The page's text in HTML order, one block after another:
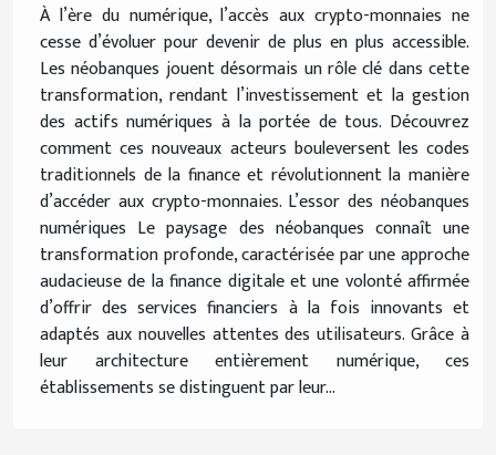
À l’ère du numérique, l’accès aux crypto-monnaies ne
cesse d’évoluer pour devenir de plus en plus accessible.
Les néobanques jouent désormais un rôle clé dans cette
transformation, rendant l’investissement et la gestion
des actifs numériques à la portée de tous. Découvrez
comment ces nouveaux acteurs bouleversent les codes
traditionnels de la finance et révolutionnent la manière
d’accéder aux crypto-monnaies. L’essor des néobanques
numériques Le paysage des néobanques connaît une
transformation profonde, caractérisée par une approche
audacieuse de la finance digitale et une volonté affirmée
d’offrir des services financiers à la fois innovants et
adaptés aux nouvelles attentes des utilisateurs. Grâce à
leur architecture entièrement numérique, ces
établissements se distinguent par leur...